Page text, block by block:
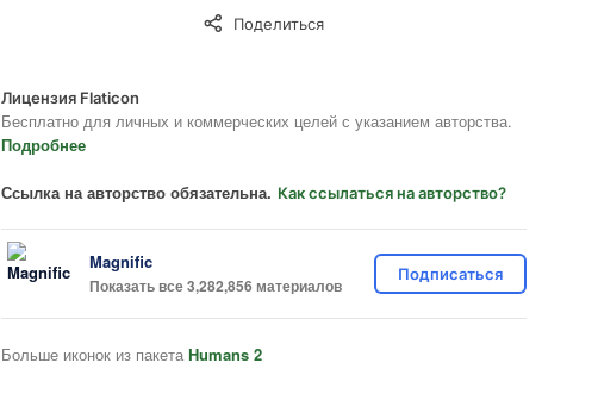
Поделиться
Лицензия Flaticon
Бесплатно для личных и коммерческих целей с указанием авторства.
Подробнее
Ссылка на авторство обязательна. Как ссылаться на авторство?
Magnific
Показать все 3,282,856 материалов
Подписаться
Больше иконок из пакета Humans 2